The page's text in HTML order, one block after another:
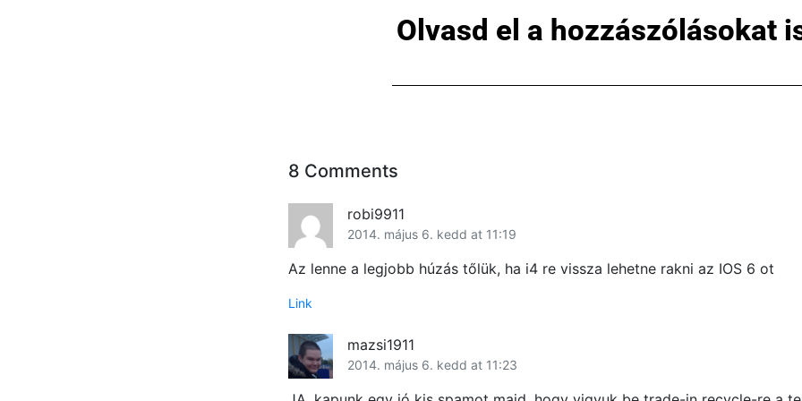
Olvasd el a hozzászólásokat
8 Comments
robi9911
2014. május 6. kedd at 11:19
Az lenne a legjobb húzás tőlük, ha i4 re vissza lehetne rakni az IOS 6 ot
Link
mazsi1911
2014. május 6. kedd at 11:23